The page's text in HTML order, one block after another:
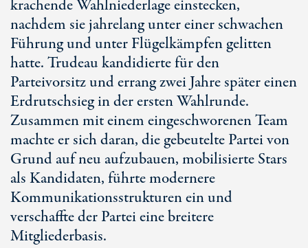
krachende Wahlniederlage einstecken,
nachdem sie jahrelang unter einer schwachen
Führung und unter Flügelkämpfen gelitten
hatte. Trudeau kandidierte für den
Parteivorsitz und errang zwei Jahre später einen
Erdrutschsieg in der ersten Wahlrunde.
Zusammen mit einem eingeschworenen Team
machte er sich daran, die gebeutelte Partei von
Grund auf neu aufzubauen, mobilisierte Stars
als Kandidaten, führte modernere
Kommunikationsstrukturen ein und
verschaffte der Partei eine breitere
Mitgliederbasis.